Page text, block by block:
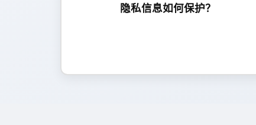
隐私信息如何保护？
息访问范围，并通过安全审计与风控校验降低泄